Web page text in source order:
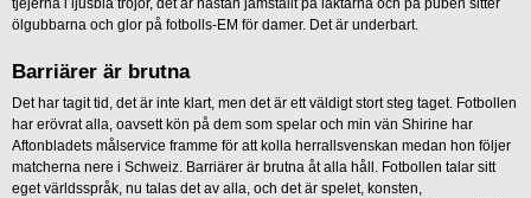
ölgubbarna och glor på fotbolls-EM för damer. Det är underbart.
Barriärer är brutna
Det har tagit tid, det är inte klart, men det är ett väldigt stort steg taget. Fotbollen
har erövrat alla, oavsett kön på dem som spelar och min vän Shirine har
Aftonbladets målservice framme för att kolla herrallsvenskan medan hon följer
matcherna nere i Schweiz. Barriärer är brutna åt alla håll. Fotbollen talar sitt
eget världsspråk, nu talas det av alla, och det är spelet, konsten,